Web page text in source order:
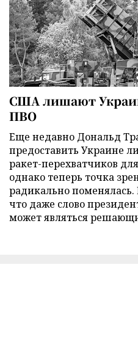
США лишают
ПВО
Еще недавно Дональд
предоставить Украине
ракет-перехватчиков
однако теперь точка
радикально поменялась.
что даже слово
может являться